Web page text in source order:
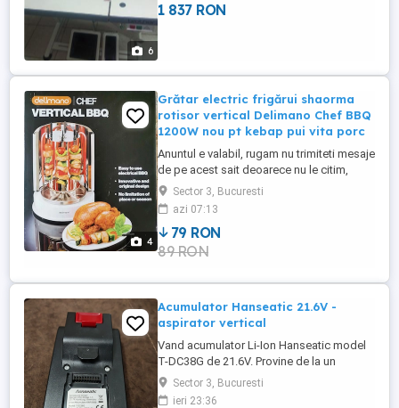
6
1 837 RON
4
Grătar electric frigărui shaorma
rotisor vertical Delimano Chef BBQ
1200W nou pt kebap pui vita porc
Anuntul e valabil, rugam nu trimiteti mesaje
de pe acest sait deoarece nu le citim,
telefonati la 0759 trei doi zero zero 12, va
multumim. Vindem cu proba la Bucuresti,
nu expediem in alte localitati, la pret fix 79
Lei, exact grătarul electric vertical din cele
4 poze, firma Delimano Chef BBQ nou
Sector 3, Bucuresti
azi 07:13
79 RON
89 RON
Acumulator Hanseatic 21.6V -
aspirator vertical
Vand acumulator Li-Ion Hanseatic model
T-DC38G de 21.6V. Provine de la un
aspirator vertical. Are si incarcatorul
original. Nu ma intereseaza schimburi !! Nu
Sector 3, Bucuresti
ieri 23:36